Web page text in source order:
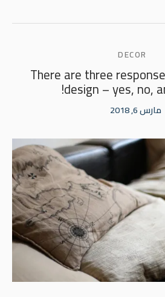
DECOR
There are three
design – yes, no,
مارس 6, 2018